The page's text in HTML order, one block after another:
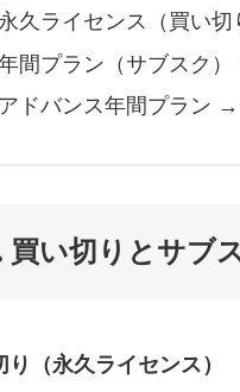
久ライセンス（買い
間プラン（サブスク
ドバンス年間プラン →
買い切りとサブ
り（永久ライセンス）